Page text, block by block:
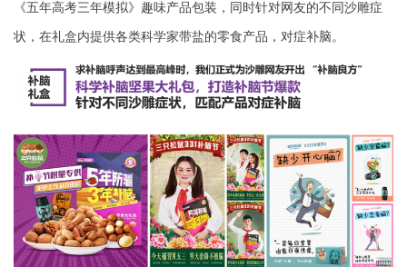
《五年高考三年模拟》趣味产品包装，同时针对网友的不同沙雕症
状，在礼盒内提供各类科学家带盐的零食产品，对症补脑。